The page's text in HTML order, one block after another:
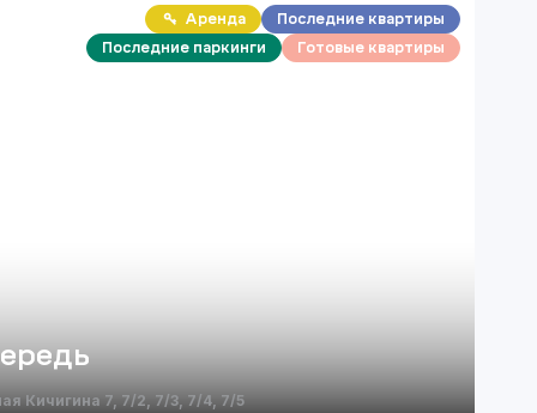
Аренда
Последние квартиры
Последние паркинги
Готовые квартиры
Кичигина 7, 7/2, 7/3, 7/4, 7/5